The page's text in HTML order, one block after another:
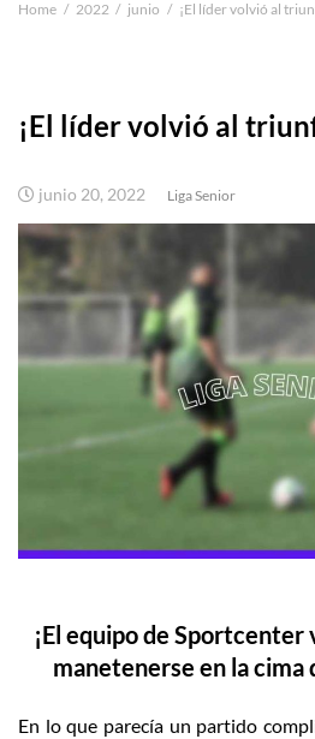
Home 2022 junio ¡El líder volvió al
¡El líder volvió al
junio 20, 2022 Liga Senior
¡El equipo de Sportcenter
manetenerse en la cima
En lo que parecía un partido